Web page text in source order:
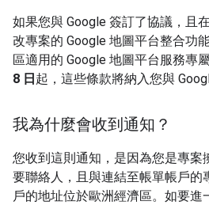
如果您與 Google 簽訂了協議，且
改專案的 Google 地圖平台整合功
區適用的 Google 地圖平台服務專
8 日起，這些條款將納入您與
我為什麼會收到通知？
您收到這則通知，是因為您是專案
要聯絡人，且與連結至帳單帳戶的
戶的地址位於歐洲經濟區。如要